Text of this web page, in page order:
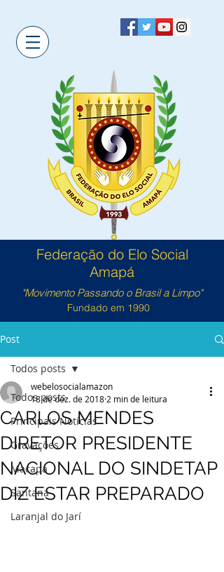
Federação do Elo Social
Amapá
"Movimento Passando o Brasil a Limpo"
Fundado em 1990
Post
Todos posts
Principais Notícias
Gravações
Macapá
Santana
Laranjal do Jarí
Todos posts
CARLOS MENDES
DIRETOR PRESIDENTE
NACIONAL DO SINDETAP
DIZ ESTAR PREPARADO
webelosocialamazon
18 de dez. de 2018 2 min de leitura